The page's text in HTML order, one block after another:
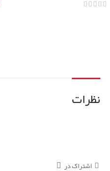
نظرات
اشتراک در